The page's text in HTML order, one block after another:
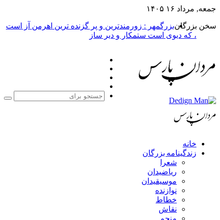
جمعه, مرداد ۱۶ ۱۴۰۵
سخن بزرگانبزرگمهر : زورمندترین و پر گزنده ترین اهرمن آز است
، که دیوی است ستمکار و دیر ساز
خانه
زندگینامه بزرگان
شعرا
ریاضیدان
موسیقیدان
نوازنده
خطاط
نقاش
منجم